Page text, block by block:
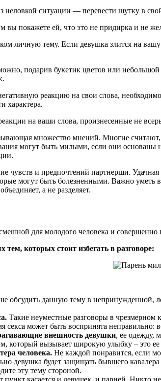
ситуации — перевести шутку в
вы покажете ей, что это не придирка и не
личную тему. Если девушка злится на
подарив букетик цветов или
реакцию на свои слова,
характера.
на ваши слова, произнесенные не
множество мнений. Многие
могут быть милыми, если они
чувств и предпочтений партнерши.
могут быть болезненными. Важно уметь
а не разделяет.
для молодого человека и
которых стоит избегать в разговоре:
обсудить данную тему в непринужденной,
Такие неуместные разговоры в чрезмерном
секса может быть воспринята
внешность девушки, ее одежду,
который вызывает широкую улыбку – это
человека. Не каждой понравится, если
девушка будет защищать бывшего
эту тему стороной.